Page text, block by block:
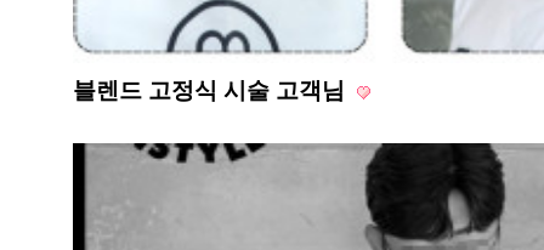
블렌드 고정식 시술 고객님